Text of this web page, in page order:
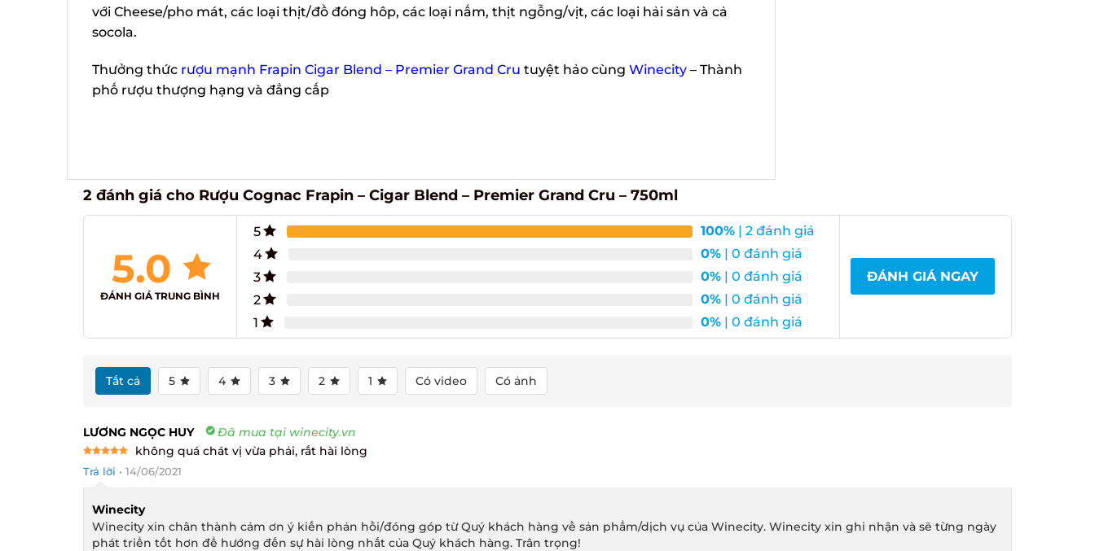
với Cheese/pho mát, các loại thịt/đồ đóng hôp, các loại nấm, thịt ngỗng/vịt, các loại hải sản và cả
socola.
Thưởng thứcrượu mạnh Frapin Cigar Blend – Premier Grand Crutuyệt hảo cùngWinecity– Thành
phố rượu thượng hạng và đẳng cấp
2 đánh giá choRượu Cognac Frapin – Cigar Blend – Premier Grand Cru – 750ml
5.0
ĐÁNH GIÁ TRUNG BÌNH
5 100%| 2 đánh giá
4
0%| 0 đánh giá
3
0%| 0 đánh giá
2
0%| 0 đánh giá
0%| 0 đánh giá
ĐÁNH GIÁ NGAY
Tất cả 5 4 3 2 1 Có video Có ảnh
LƯƠNG NGỌC HUY Đã mua tại winecity.vn
out of 5
không quá chát vị vừa phải, rất hài lòng
Trả lời • 14/06/2021
Winecity
Winecity xin chân thành cảm ơn ý kiến phản hồi/đóng góp từ Quý khách hàng về sản phẩm/dịch vụ của Winecity. Winecity xin ghi nhận và sẽ từng ngày
phát triển tốt hơn để hướng đến sự hài lòng nhất của Quý khách hàng. Trân trọng!